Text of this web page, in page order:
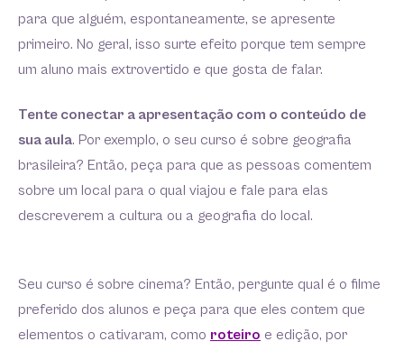
para que alguém, espontaneamente, se apresente
primeiro. No geral, isso surte efeito porque tem sempre
um aluno mais extrovertido e que gosta de falar.
Tente conectar a apresentação com o conteúdo de
sua aula. Por exemplo, o seu curso é sobre geografia
brasileira? Então, peça para que as pessoas comentem
sobre um local para o qual viajou e fale para elas
descreverem a cultura ou a geografia do local.
Seu curso é sobre cinema? Então, pergunte qual é o filme
preferido dos alunos e peça para que eles contem que
elementos o cativaram, como roteiro e edição, por